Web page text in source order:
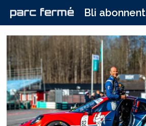
Bli abonnent